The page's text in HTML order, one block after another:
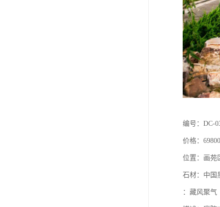
编号：DC-
价格：69800
位置：画苑
石材：中国
：藏风聚气